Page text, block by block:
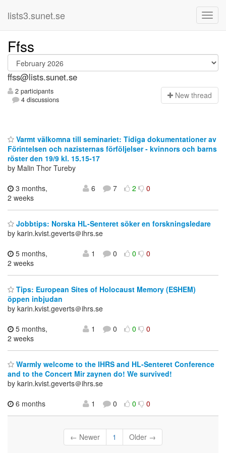
lists3.sunet.se
Ffss
ffss@lists.sunet.se
2 participants
4 discussions
New thread
Varmt välkomna till seminariet: Tidiga dokumentationer av
Förintelsen och nazisternas förföljelser - kvinnors och barns
röster den 19/9 kl. 15.15-17
by Malin Thor Tureby
3 months,
2 weeks
6 7 2 0
Jobbtips: Norska HL-Senteret söker en forskningsledare
by karin.kvist.geverts＠ihrs.se
5 months,
2 weeks
1 0 0 0
Tips: European Sites of Holocaust Memory (ESHEM)
öppen inbjudan
by karin.kvist.geverts＠ihrs.se
5 months,
2 weeks
1 0 0 0
Warmly welcome to the IHRS and HL-Senteret Conference
and to the Concert Mir zaynen do! We survived!
by karin.kvist.geverts＠ihrs.se
6 months
1 0 0 0
← Newer 1 Older →